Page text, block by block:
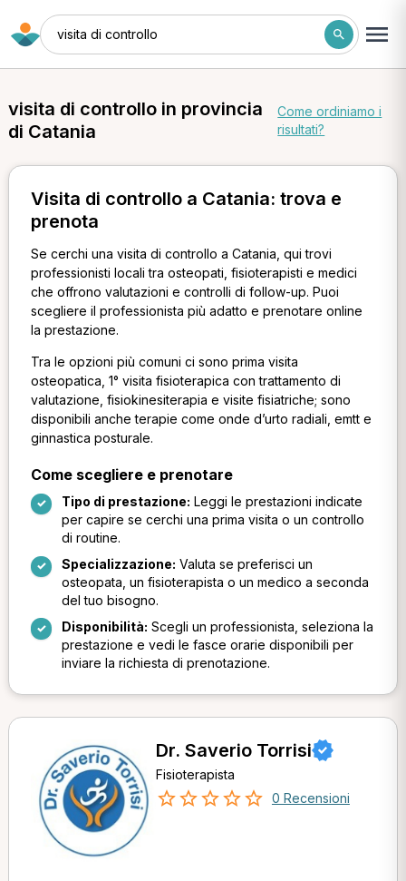
visita di controllo
visita di controllo in provincia
di Catania
Come ordiniamo i
risultati?
Visita di controllo a Catania: trova e
prenota
Se cerchi una visita di controllo a Catania, qui trovi
professionisti locali tra osteopati, fisioterapisti e medici
che offrono valutazioni e controlli di follow-up. Puoi
scegliere il professionista più adatto e prenotare online
la prestazione.
Tra le opzioni più comuni ci sono prima visita
osteopatica, 1° visita fisioterapica con trattamento di
valutazione, fisiokinesiterapia e visite fisiatriche; sono
disponibili anche terapie come onde d’urto radiali, emtt e
ginnastica posturale.
Come scegliere e prenotare
Tipo di prestazione: Leggi le prestazioni indicate
per capire se cerchi una prima visita o un controllo
di routine.
Specializzazione: Valuta se preferisci un
osteopata, un fisioterapista o un medico a seconda
del tuo bisogno.
Disponibilità: Scegli un professionista, seleziona la
prestazione e vedi le fasce orarie disponibili per
inviare la richiesta di prenotazione.
Dr. Saverio Torrisi
Fisioterapista
0 Recensioni